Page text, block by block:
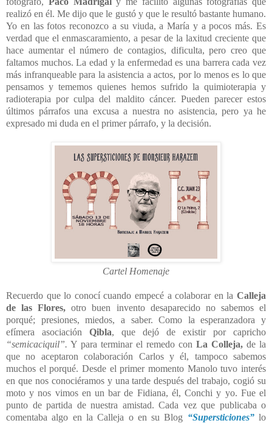
realizó en él. Me dijo que le gustó y que le resultó bastante humano.
Yo en las fotos reconozco a su viuda, a María y a pocos más. Es
verdad que el enmascaramiento, a pesar de la laxitud creciente que
hace aumentar el número de contagios, dificulta, pero creo que
faltamos muchos. La edad y la enfermedad es una barrera cada vez
más infranqueable para la asistencia a actos, por lo menos es lo que
pensamos y tememos quienes hemos sufrido la quimioterapia y
radioterapia por culpa del maldito cáncer. Pueden parecer estos
últimos párrafos una excusa a nuestra no asistencia, pero ya he
expresado mi duda en el primer párrafo, y la decisión.
Cartel Homenaje
Recuerdo que lo conocí cuando empecé a colaborar en la Calleja
de las Flores, otro buen invento desaparecido no sabemos el
porqué; presiones, miedos, a saber. Como la esperanzadora y
efímera asociación Qibla, que dejó de existir por capricho
“semicaciquil”. Y para terminar el remedo con La Colleja, de la
que no aceptaron colaboración Carlos y él, tampoco sabemos
muchos el porqué. Desde el primer momento Manolo tuvo interés
en que nos conociéramos y una tarde después del trabajo, cogió su
moto y nos vimos en un bar de Fidiana, él, Conchi y yo. Fue el
punto de partida de nuestra amistad. Cada vez que publicaba o
comentaba algo en la Calleja o en su Blog “Supersticiones”lo